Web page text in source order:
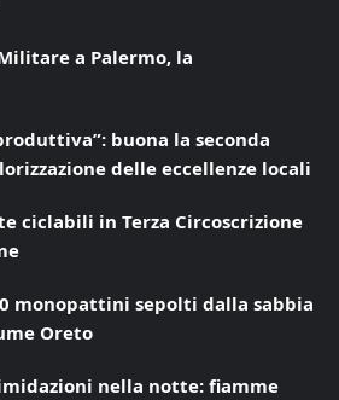
a Palermo, la
buona la seconda
delle eccellenze locali
ciclabili in Terza Circoscrizione
monopattini sepolti dalla sabbia
Oreto
nella notte: fiamme